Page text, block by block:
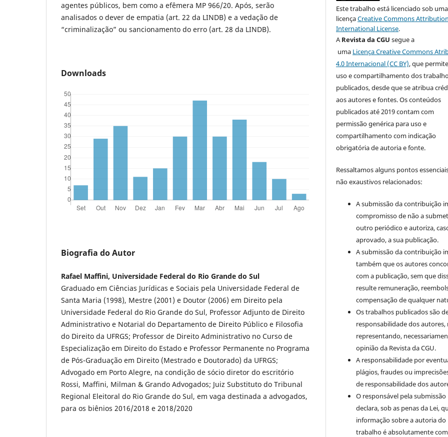
agentes públicos, bem como a efêmera MP 966/20. Após, serão
analisados o dever de empatia (art. 22 da LINDB) e a vedação de
“criminalização” ou sancionamento do erro (art. 28 da LINDB).
Downloads
Biografia do Autor
Rafael Maffini, Universidade Federal do Rio Grande do Sul
Graduado em Ciências Jurídicas e Sociais pela Universidade Federal de
Santa Maria (1998), Mestre (2001) e Doutor (2006) em Direito pela
Universidade Federal do Rio Grande do Sul, Professor Adjunto de Direito
Administrativo e Notarial do Departamento de Direito Público e Filosofia
do Direito da UFRGS; Professor de Direito Administrativo no Curso de
Especialização em Direito do Estado e Professor Permanente no Programa
de Pós-Graduação em Direito (Mestrado e Doutorado) da UFRGS;
Advogado em Porto Alegre, na condição de sócio diretor do escritório
Rossi, Maffini, Milman & Grando Advogados; Juiz Substituto do Tribunal
Regional Eleitoral do Rio Grande do Sul, em vaga destinada a advogados,
para os biênios 2016/2018 e 2018/2020
Este trabalho está licenciado sob uma
licençaCreative Commons
International License.
ARevista da CGU segue a
uma Licença Creative Commons
4.0 Internacional (CC BY), que
uso e compartilhamento dos
publicados, desde que se atribua
aos autores e fontes. Os conteúdos
publicados até 2019 contam com
permissão genérica para uso e
compartilhamento com indicação
obrigatória de autoria e fonte.
Ressaltamos alguns pontos
não exaustivos relacionados:
A submissão da contribuição
compromisso de não a
outro periódico e autoriza,
aprovado, a sua publicação.
A submissão da contribuição
também que os autores
com a publicação, sem que
resulte remuneração,
compensação de qualquer
Os trabalhos publicados são
responsabilidade dos autores,
representando,
opinião da Revista da CGU.
A responsabilidade por
plágios, fraudes ou
de responsabilidade dos
O responsável pela submissão
declara, sob as penas da Lei,
informação sobre a autoria do
trabalho é absolutamente